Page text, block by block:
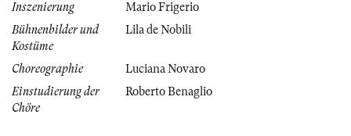
Inszenierung
Mario Frigerio
Bühnenbilder und
Kostüme
Lila de Nobili
Choreographie
Luciana Novaro
Einstudierung der
Chöre
Roberto Benaglio